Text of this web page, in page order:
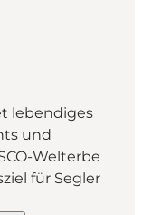
lebendiges
und
Welterbe
für Segler